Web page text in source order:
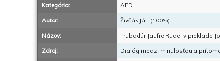
Kategória: AED
Autor: Živčák Ján (100%)
Názov: Trubadúr Jaufre Rudel v preklade
Zdroj: Dialóg medzi minulosťou a